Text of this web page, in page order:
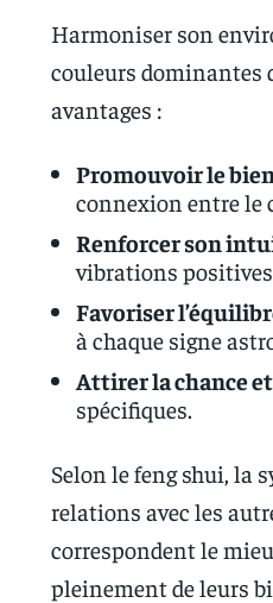
Harmoniser son
couleurs dominantes
avantages :
Promouvoir le
connexion entre le
Renforcer son
vibrations
Favoriser
à chaque signe
Attirer la chance
spécifiques.
Selon le feng shui, la
relations avec les
correspondent le
pleinement de leurs